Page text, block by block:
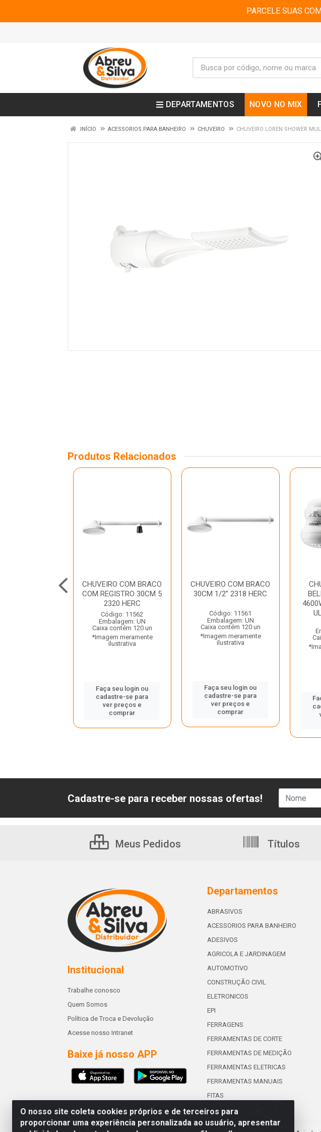
PARCELE SUAS
DEPARTAMENTOS NOVO NO MIX
INÍCIO ACESSORIOS PARA BANHEIRO CHUVEIRO CHUVEIRO LOREN SHOWER
Produtos Relacionados
CHUVEIRO COM BRACO
COM REGISTRO 30CM 5
2320 HERC
Código: 11562
Embalagem: UN
Caixa contém 120 un
*Imagem meramente
ilustrativa
Faça seu login ou
cadastre-se para
ver preços e
comprar
CHUVEIRO COM BRACO
30CM 1/2” 2318 HERC
Código: 11561
Embalagem: UN
Caixa contém 120 un
*Imagem meramente
ilustrativa
Faça seu login ou
cadastre-se para
ver preços e
comprar
O nosso site coleta cookies próprios e de terceiros para
proporcionar uma experiência personalizada ao usuário, apresentar
Cadastre-se para receber nossas ofertas!
Meus Pedidos Títulos
Institucional
Trabalhe conosco
Quem Somos
Política de Troca e Devolução
Acesse nosso Intranet
Baixe já nosso APP
Departamentos
ABRASIVOS
ACESSORIOS PARA BANHEIRO
ADESIVOS
AGRICOLA E JARDINAGEM
AUTOMOTIVO
CONSTRUÇÃO CIVIL
ELETRONICOS
EPI
FERRAGENS
FERRAMENTAS DE CORTE
FERRAMENTAS DE MEDIÇÃO
FERRAMENTAS ELETRICAS
FERRAMENTAS MANUAIS
FITAS